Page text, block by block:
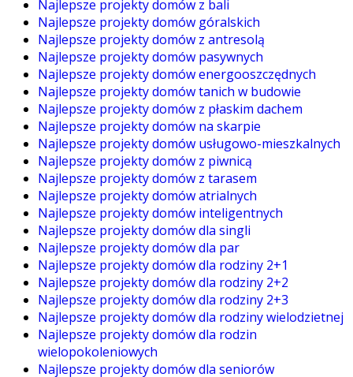
Najlepsze projekty domów z bali
Najlepsze projekty domów góralskich
Najlepsze projekty domów z antresolą
Najlepsze projekty domów pasywnych
Najlepsze projekty domów energooszczędnych
Najlepsze projekty domów tanich w budowie
Najlepsze projekty domów z płaskim dachem
Najlepsze projekty domów na skarpie
Najlepsze projekty domów usługowo-mieszkalnych
Najlepsze projekty domów z piwnicą
Najlepsze projekty domów z tarasem
Najlepsze projekty domów atrialnych
Najlepsze projekty domów inteligentnych
Najlepsze projekty domów dla singli
Najlepsze projekty domów dla par
Najlepsze projekty domów dla rodziny 2+1
Najlepsze projekty domów dla rodziny 2+2
Najlepsze projekty domów dla rodziny 2+3
Najlepsze projekty domów dla rodziny wielodzietnej
Najlepsze projekty domów dla rodzin
wielopokoleniowych
Najlepsze projekty domów dla seniorów